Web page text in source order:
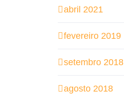
abril 2021
fevereiro 2019
setembro 2018
agosto 2018